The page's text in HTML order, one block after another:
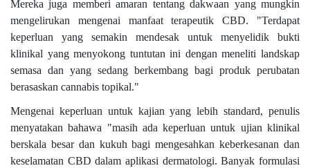
Mereka juga memberi amaran tentang dakwaan yang mungkin
mengelirukan mengenai manfaat terapeutik CBD. "Terdapat
keperluan yang semakin mendesak untuk menyelidik bukti
klinikal yang menyokong tuntutan ini dengan meneliti landskap
semasa dan yang sedang berkembang bagi produk perubatan
berasaskan cannabis topikal."
Mengenai keperluan untuk kajian yang lebih standard, penulis
menyatakan bahawa "masih ada keperluan untuk ujian klinikal
berskala besar dan kukuh bagi mengesahkan keberkesanan dan
keselamatan CBD dalam aplikasi dermatologi. Banyak formulasi